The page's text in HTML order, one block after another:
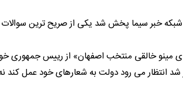
خبر سیما پخش شد یکی از صریح ترین سوالات
مینو خالقی منتخب اصفهان» از رییس جمهوری
شد انتظار می رود دولت به شعارهای خود عمل کند